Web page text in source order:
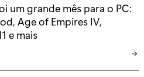
um grande mês para o PC:
Age of Empires IV,
e mais